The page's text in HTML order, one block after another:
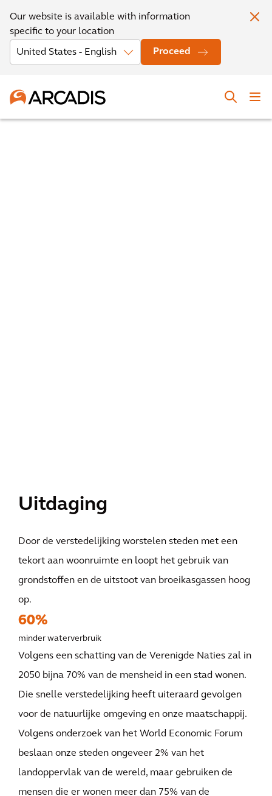
Our website is available with information
specific to your location
Proceed
Uitdaging
Door de verstedelijking worstelen steden met een
tekort aan woonruimte en loopt het gebruik van
grondstoffen en de uitstoot van broeikasgassen hoog
op.
60%
minder waterverbruik
Volgens een schatting van de Verenigde Naties zal in
2050 bijna 70% van de mensheid in een stad wonen.
Die snelle verstedelijking heeft uiteraard gevolgen
voor de natuurlijke omgeving en onze maatschappij.
Volgens onderzoek van het World Economic Forum
beslaan onze steden ongeveer 2% van het
landoppervlak van de wereld, maar gebruiken de
mensen die er wonen meer dan 75% van de